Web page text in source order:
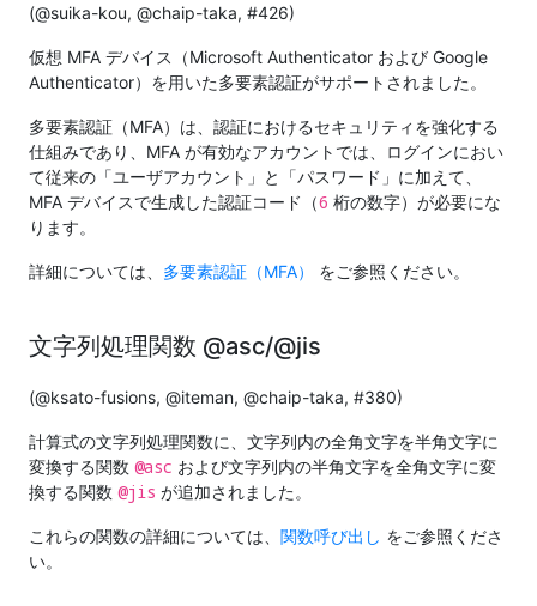
(@suika-kou, @chaip-taka, #426)
仮想 MFA デバイス（Microsoft Authenticator および Google
Authenticator）を用いた多要素認証がサポートされました。
多要素認証（MFA）は、認証におけるセキュリティを強化する
仕組みであり、MFA が有効なアカウントでは、ログインにおい
て従来の「ユーザアカウント」と「パスワード」に加えて、
MFA デバイスで生成した認証コード（6 桁の数字）が必要にな
ります。
詳細については、 多要素認証（MFA） をご参照ください。
文字列処理関数 @asc/@jis
(@ksato-fusions, @iteman, @chaip-taka, #380)
計算式の文字列処理関数に、文字列内の全角文字を半角文字に
変換する関数 @asc および文字列内の半角文字を全角文字に変
換する関数 @jis が追加されました。
これらの関数の詳細については、 関数呼び出し をご参照くださ
い。